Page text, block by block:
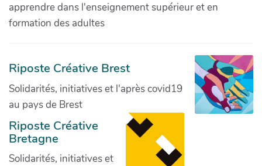
apprendre dans l'enseignement supérieur et en
formation des adultes
Riposte Créative Brest
Solidarités, initiatives et l'après covid19
au pays de Brest
Riposte Créative
Bretagne
Solidarités, initiatives et